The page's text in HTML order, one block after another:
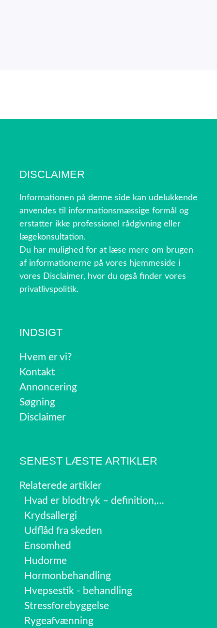
DISCLAIMER
Informationen på denne side kan udelukkende
anvendes til informationsmæssige formål og
erstatter ikke professionel rådgivning eller
lægekonsultation.
Du har mulighed for at læse mere om brugen
af informationerne på vores hjemmeside i
vores Disclaimer, hvor du også finder vores
privatlivspolitik.
INDSIGT
Hvem er vi?
Kontakt
Annoncering
Søgning
Disclaimer
SENEST LÆSTE ARTIKLER
Relaterede artikler
Hvad er blodtryk – definition,…
Krydsallergi
Udflåd fra skeden
Ensomhed
Hudorme
Hormonbehandling
Hvepsestik - behandling
Stressforebyggelse
Rygeafvænning